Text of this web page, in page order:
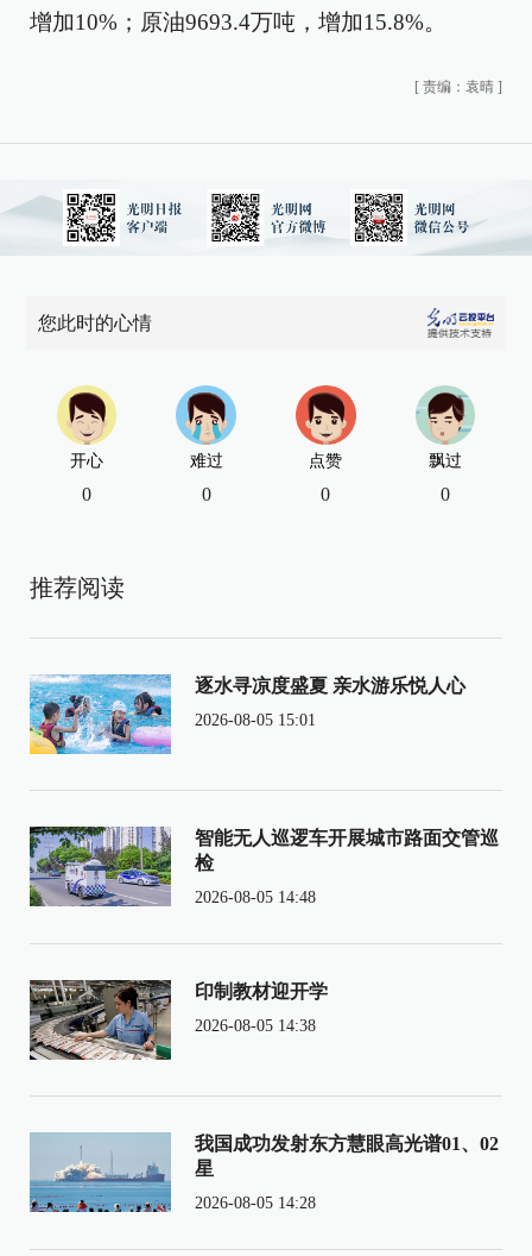
增加10%；原油9693.4万吨，增加15.8%。
[ 责编：袁晴 ]
您此时的心情
开心
0
难过
0
点赞
0
飘过
0
推荐阅读
逐水寻凉度盛夏 亲水游乐悦人心
2026-08-05 15:01
智能无人巡逻车开展城市路面交管巡
检
2026-08-05 14:48
印制教材迎开学
2026-08-05 14:38
我国成功发射东方慧眼高光谱01、02
星
2026-08-05 14:28